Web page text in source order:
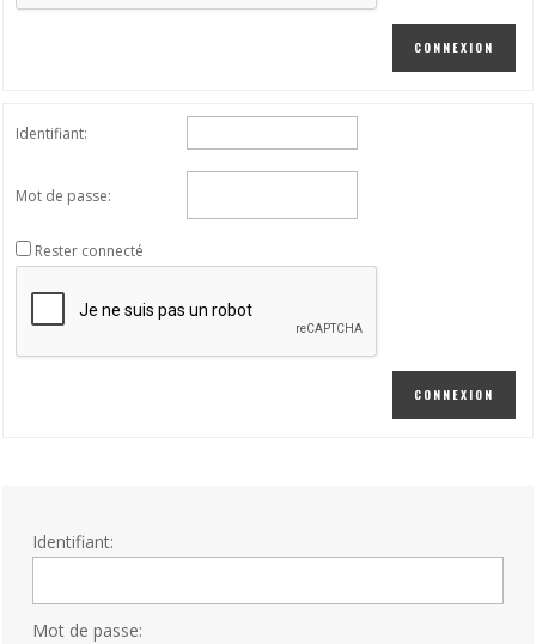
CONNEXION
Identifiant:
Mot de passe:
Rester connecté
CONNEXION
Identifiant:
Mot de passe: